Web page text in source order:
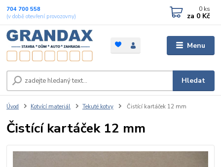
Menu
Hledat
704 700 558
(v době otevření provozovny)
0 ks
za 0 Kč
Úvod Kotvící materiál Tekuté kotvy Čistící kartáček 12 mm
Čistící kartáček 12 mm